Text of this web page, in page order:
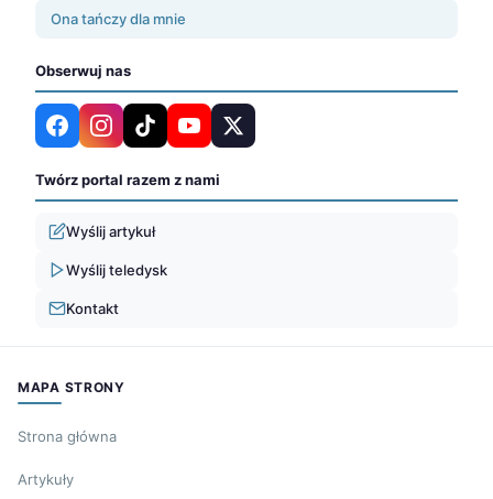
Ona tańczy dla mnie
Obserwuj nas
Twórz portal razem z nami
Wyślij artykuł
Wyślij teledysk
Kontakt
MAPA STRONY
Strona główna
Artykuły